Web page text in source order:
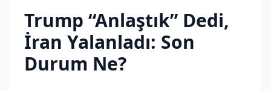
Trump “Anlaştık” Dedi,
İran Yalanladı: Son
Durum Ne?